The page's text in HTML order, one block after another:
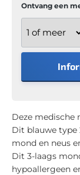
Ontvang een
Deze medische
Dit blauwe type
mond en neus
Dit 3-laags
hypoallergeen